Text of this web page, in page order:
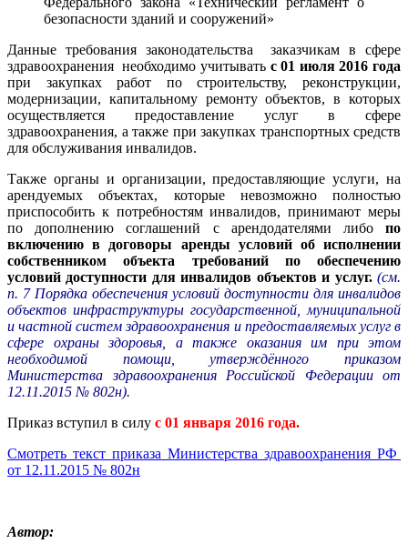
безопасности зданий и сооружений»
Данные требования законодательства заказчикам в сфере
здравоохранения необходимо учитыватьс 01 июля 2016 года
при закупках работ по строительству, реконструкции,
модернизации, капитальному ремонту объектов, в которых
осуществляется предоставление услуг в сфере
здравоохранения, а также при закупках транспортных средств
для обслуживания инвалидов.
Также органы и организации, предоставляющие услуги, на
арендуемых объектах, которые невозможно полностью
приспособить к потребностям инвалидов, принимают меры
по дополнению соглашений с арендодателями либо по
включению в договоры аренды условий об исполнении
собственником объекта требований по обеспечению
условий доступности для инвалидов объектов и услуг. (см.
п. 7 Порядка обеспечения условий доступности для инвалидов
объектов инфраструктуры государственной, муниципальной
и частной систем здравоохранения и предоставляемых услуг в
сфере охраны здоровья, а также оказания им при этом
необходимой помощи, утверждённого приказом
Министерства здравоохранения Российской Федерации от
12.11.2015 № 802н).
Приказ вступил в силу с 01 января 2016 года.
Смотреть текст приказа Министерства здравоохранения РФ
от 12.11.2015 № 802н
Автор: